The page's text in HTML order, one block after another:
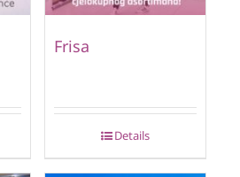
Frisa
Details